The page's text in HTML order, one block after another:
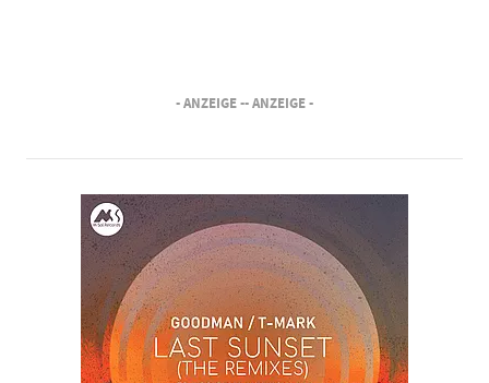
- ANZEIGE -- ANZEIGE -